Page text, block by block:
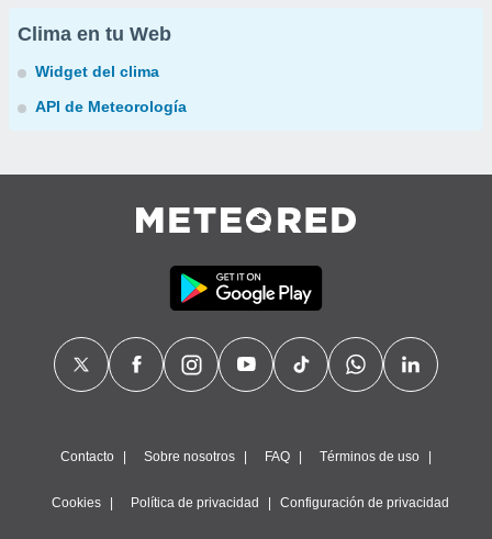
Clima en tu Web
Widget del clima
API de Meteorología
Contacto Sobre nosotros FAQ Términos de uso
Cookies Política de privacidad Configuración de privacidad